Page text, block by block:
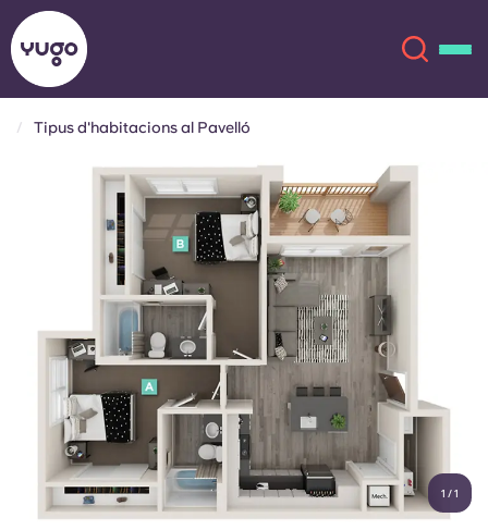
Sobre
Ubicacions
Compte Llengua
English (GB)
Selecciona un país
Reserva ara
English (GB)
English (US)
Chinese Español
Català Deutsch
Italian
Portuguese
Tipus d'habitacions al Pavelló
1 /1